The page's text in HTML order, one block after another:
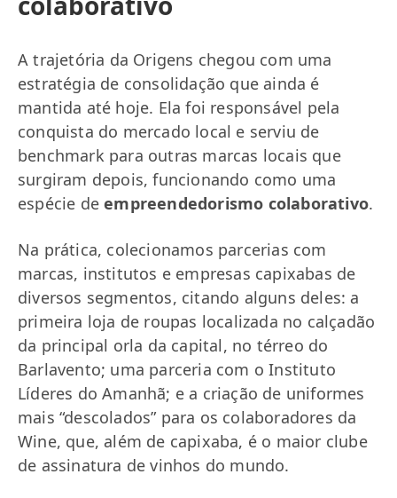
A trajetória da Origens chegou com uma
estratégia de consolidação que ainda é
mantida até hoje. Ela foi responsável pela
conquista do mercado local e serviu de
benchmark para outras marcas locais que
surgiram depois, funcionando como uma
espécie deempreendedorismo colaborativo.
Na prática, colecionamos parcerias com
marcas, institutos e empresas capixabas de
diversos segmentos, citando alguns deles: a
primeira loja de roupas localizada no calçadão
da principal orla da capital, no térreo do
Barlavento; uma parceria com o Instituto
Líderes do Amanhã; e a criação de uniformes
mais “descolados” para os colaboradores da
Wine, que, além de capixaba, é o maior clube
de assinatura de vinhos do mundo.